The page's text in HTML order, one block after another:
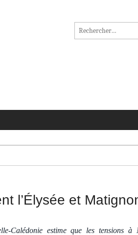
Rechercher :
l’Élysée et
Calédonie estime que les tensions à